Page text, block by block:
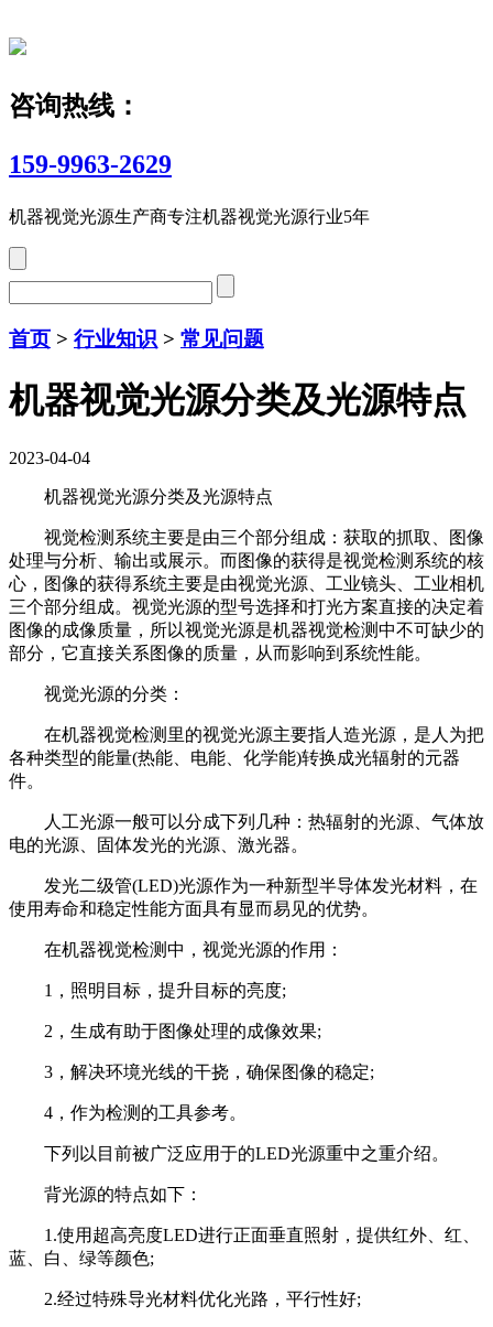
咨询热线：
159-9963-2629
机器视觉光源生产商专注机器视觉光源行业5年
首页 > 行业知识 > 常见问题
机器视觉光源分类及光源特点
2023-04-04
机器视觉光源分类及光源特点
视觉检测系统主要是由三个部分组成：获取的抓取、图像
处理与分析、输出或展示。而图像的获得是视觉检测系统的核
心，图像的获得系统主要是由视觉光源、工业镜头、工业相机
三个部分组成。视觉光源的型号选择和打光方案直接的决定着
图像的成像质量，所以视觉光源是机器视觉检测中不可缺少的
部分，它直接关系图像的质量，从而影响到系统性能。
视觉光源的分类：
在机器视觉检测里的视觉光源主要指人造光源，是人为把
各种类型的能量(热能、电能、化学能)转换成光辐射的元器
件。
人工光源一般可以分成下列几种：热辐射的光源、气体放
电的光源、固体发光的光源、激光器。
发光二级管(LED)光源作为一种新型半导体发光材料，在
使用寿命和稳定性能方面具有显而易见的优势。
在机器视觉检测中，视觉光源的作用：
1，照明目标，提升目标的亮度;
2，生成有助于图像处理的成像效果;
3，解决环境光线的干挠，确保图像的稳定;
4，作为检测的工具参考。
下列以目前被广泛应用于的LED光源重中之重介绍。
背光源的特点如下：
1.使用超高亮度LED进行正面垂直照射，提供红外、红、
蓝、白、绿等颜色;
2.经过特殊导光材料优化光路，平行性好;